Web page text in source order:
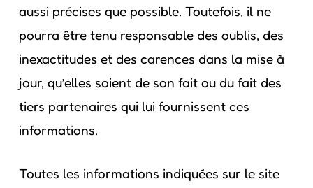
aussi précises que possible. Toutefois, il ne
pourra être tenu responsable des oublis, des
inexactitudes et des carences dans la mise à
jour, qu’elles soient de son fait ou du fait des
tiers partenaires qui lui fournissent ces
informations.
Toutes les informations indiquées sur le site